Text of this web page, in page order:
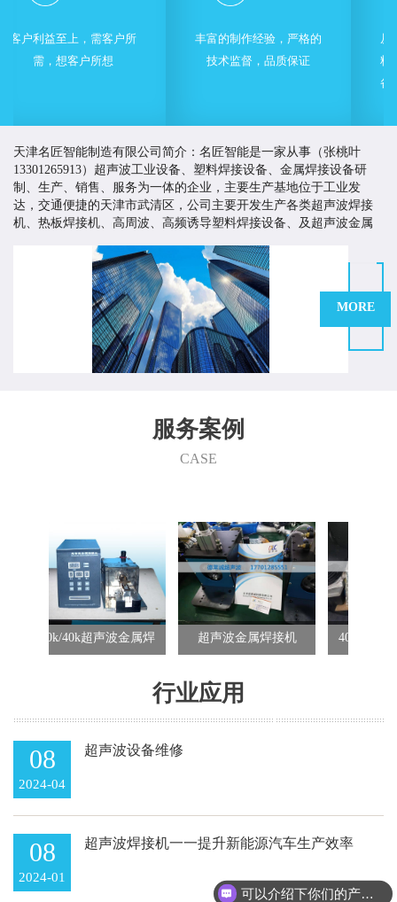
所
丰富的制作经验，严格的
技术监督，品质保证
从事超声波工业设备、塑
料焊接设备、金属焊接设
备研制、生产、销售、服
天津名匠智能制造有限公司简介：名匠智能是一家从事（张桃叶
13301265913）超声波工业设备、塑料焊接设备、金属焊接设备研
制、生产、销售、服务为一体的企业，主要生产基地位于工业发
达，交通便捷的天津市武清区，公司主要开发生产各类超声波焊接
机、热板焊接机、高周波、高频诱导塑料焊接设备、及超声波金属
名匠智能一直致力于为客户提供有价值的塑料焊接与超声波
应用解决方案，以高品质的产品来提高客户市场竞争力，创造客户
价值。多年来，名匠智能持续改进生产工艺、严格控制产品质量、
不断加大技术开发的力度和投入，并积极引进技术，制造技术质量
优越的产品，为国内外客商提供多方面多途径的产品与服务。
们的产品在家电行业、汽车行业、电子行业、航天航空、精密五
金、包装行业、玩具行业、纺织行业等的各类产品制造中都得到了
成功的使用。 快捷、可靠、经济、清洁和美观，德莱诚为您在这个
MORE
服务案例
CASE
波金属焊 超声波金属焊接机 40khz超声波金属焊接
行业应用
08
2024-04
超声波设备维修
08
2024-01
超声波焊接机一一提升新能源汽车生产效率
可以介绍下你们的产品么